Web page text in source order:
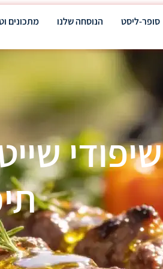
סופר-ליסט הנוסחה שלנו מתכונים
שיפודי